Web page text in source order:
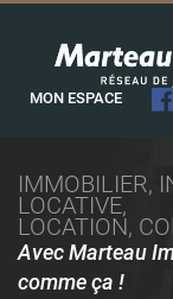
MON ESPACE
IMMOBILIER,
LOCATIVE,
LOCATION,
Avec Marteau
comme ça !